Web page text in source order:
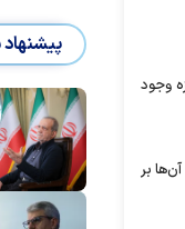
وجود
بر